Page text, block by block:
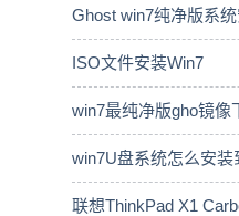
Ghost win7纯净版系
ISO文件安装Win7
win7最纯净版gho镜像
win7U盘系统怎么安装